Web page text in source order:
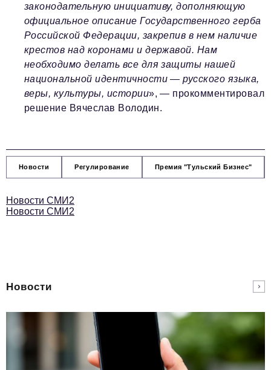
законодательную инициативу, дополняющую
официальное описание Государственного герба
Российской Федерации, закрепив в нем наличие
крестов над коронами и державой. Нам
необходимо делать все для защиты нашей
национальной идентичности — русского языка,
веры, культуры, истории», — прокомментировал
решение Вячеслав Володин.
Новости Регулирование Премия "Тульский Бизнес"
Новости СМИ2
Новости СМИ2
Новости